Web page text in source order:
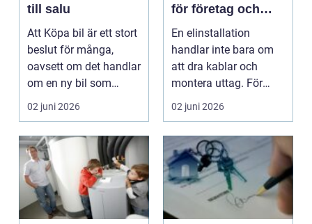
till salu
Att Köpa bil är ett stort
beslut för många,
oavsett om det handlar
om en ny bil som
doftar av nyhete...
02 juni 2026
för företag och
fastigheter
En elinstallation
handlar inte bara om
att dra kablar och
montera uttag. För
företag i Stockholm är
02 juni 2026